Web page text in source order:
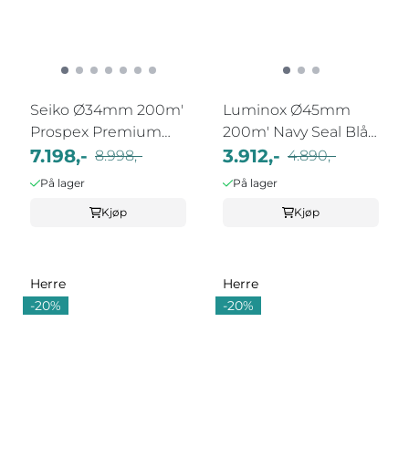
Seiko Ø34mm 200m'
Prospex Premium
SUR607J1
7.198,- 8.998,-
På lager
Kjøp
Luminox Ø45mm
200m' Navy Seal Blå /
Sort
3.912,- 4.890,-
På lager
Kjøp
Herre
-20%
Herre
-20%